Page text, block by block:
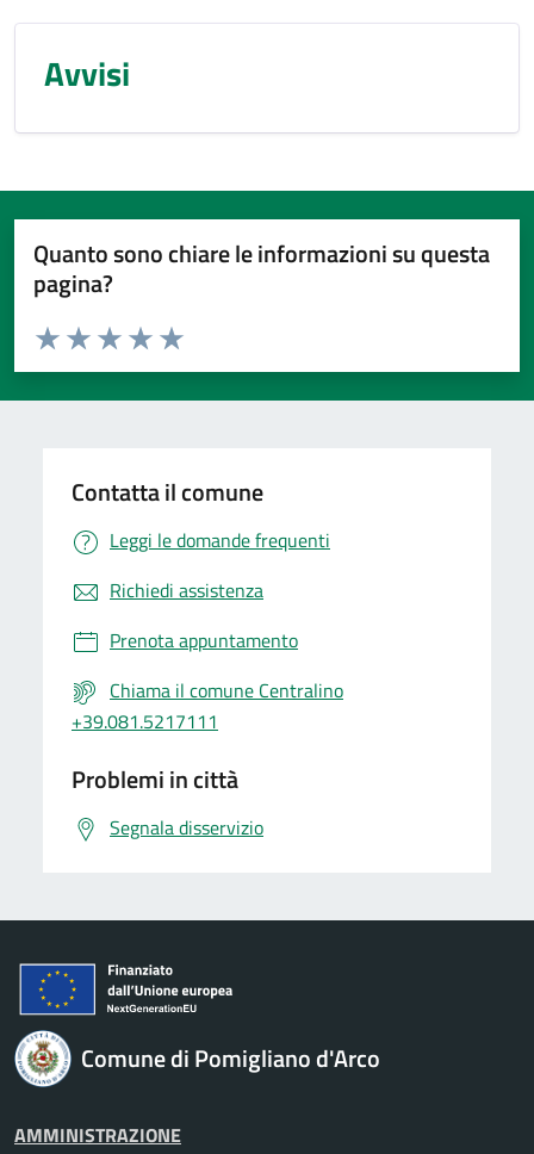
Avvisi
Quanto sono chiare le informazioni su questa
pagina?
Valuta da 1 a 5 stelle la pagina
Valuta 5 stelle su 5
Valuta 4 stelle su 5
Valuta 3 stelle su 5
Valuta 2 stelle su 5
Valuta 1 stelle su 5
Contatta il comune
Leggi le domande frequenti
Richiedi assistenza
Prenota appuntamento
Chiama il comune Centralino
+39.081.5217111
Problemi in città
Segnala disservizio
Comune di Pomigliano d'Arco
AMMINISTRAZIONE